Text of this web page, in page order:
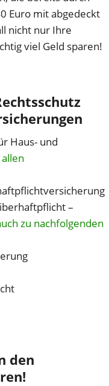
Euro mit abgedeckt
nicht nur Ihre
viel Geld sparen!
Haus- und
–
zu nachfolgenden
den